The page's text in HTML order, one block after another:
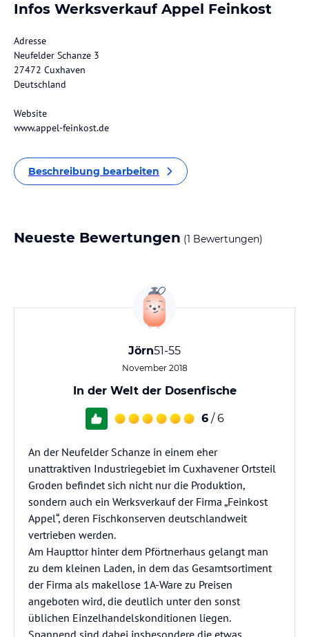
Infos Werksverkauf Appel Feinkost
Adresse
Neufelder Schanze 3
27472 Cuxhaven
Deutschland
Website
www.appel-feinkost.de
Beschreibung bearbeiten
Neueste Bewertungen (1 Bewertungen)
Jörn51-55
November 2018
In der Welt der Dosenfische
6 / 6
An der Neufelder Schanze in einem eher
unattraktiven Industriegebiet im Cuxhavener Ortsteil
Groden befindet sich nicht nur die Produktion,
sondern auch ein Werksverkauf der Firma „Feinkost
Appel“, deren Fischkonserven deutschlandweit
vertrieben werden.
Am Haupttor hinter dem Pförtnerhaus gelangt man
zu dem kleinen Laden, in dem das Gesamtsortiment
der Firma als makellose 1A-Ware zu Preisen
angeboten wird, die deutlich unter den sonst
üblichen Einzelhandelskonditionen liegen.
Spannend sind dabei insbesondere die etwas